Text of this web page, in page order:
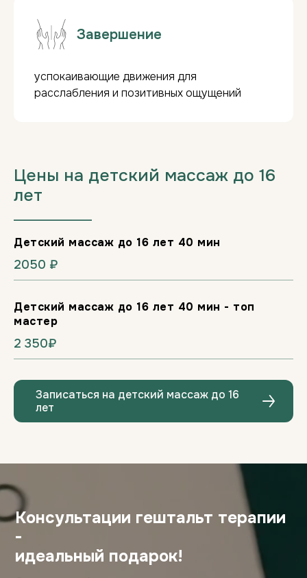
Завершение
успокаивающие движения для
расслабления и позитивных ощущений
Цены на детский массаж до 16
лет
___________________
Детский массаж до 16 лет 40 мин
2050 ₽
Детский массаж до 16 лет 40 мин - топ
мастер
2 350₽
Записаться на детский массаж до 16
лет